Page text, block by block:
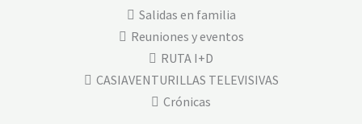
Salidas en familia
Reuniones y eventos
RUTA I+D
CASIAVENTURILLAS TELEVISIVAS
Crónicas